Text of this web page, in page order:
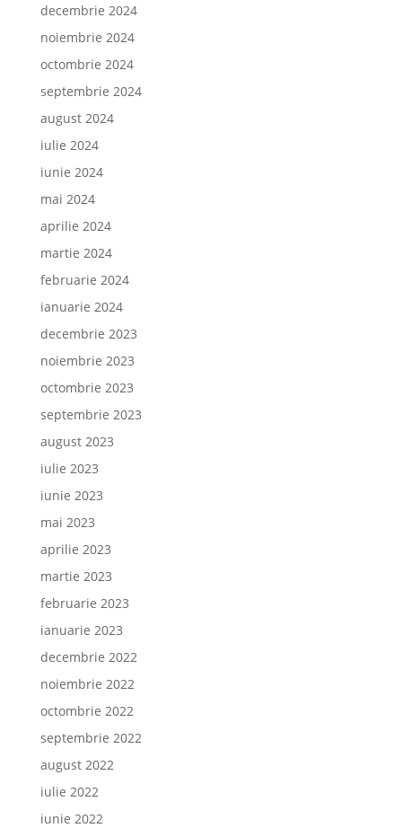
decembrie 2024
noiembrie 2024
octombrie 2024
septembrie 2024
august 2024
iulie 2024
iunie 2024
mai 2024
aprilie 2024
martie 2024
februarie 2024
ianuarie 2024
decembrie 2023
noiembrie 2023
octombrie 2023
septembrie 2023
august 2023
iulie 2023
iunie 2023
mai 2023
aprilie 2023
martie 2023
februarie 2023
ianuarie 2023
decembrie 2022
noiembrie 2022
octombrie 2022
septembrie 2022
august 2022
iulie 2022
iunie 2022